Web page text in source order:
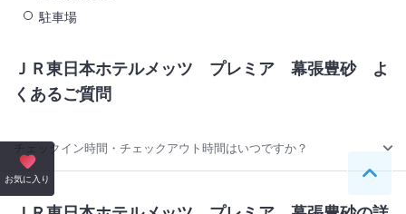
駐車場
お気に入り ペー
ＪＲ東日本ホテルメッツ プレミア 幕張豊砂よ
くあるご質問
チェックイン時間・チェックアウト時間はいつですか？